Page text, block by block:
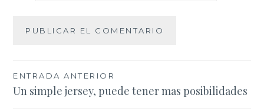
Navegación
de
ENTRADA ANTERIOR
Un simple jersey, puede tener mas posibilidades